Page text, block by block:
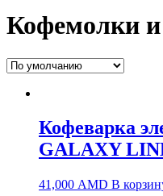
Кофемолки
Кофеварка
GALAXY
41,000 AMD В